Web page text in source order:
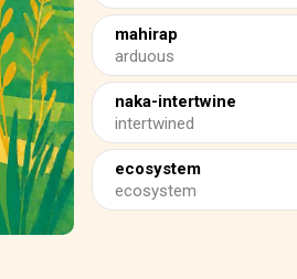
mahirap
arduous
naka-intertwine
intertwined
ecosystem
ecosystem